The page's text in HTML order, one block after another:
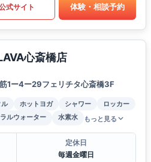
式サイト 体験・相談予約
心斎橋店
1ー4ー29フェリチタ心斎橋3F
ル ホットヨガ シャワー
ロッカー
ルウォーター 水素水 もっと見る
定休日
毎週金曜日